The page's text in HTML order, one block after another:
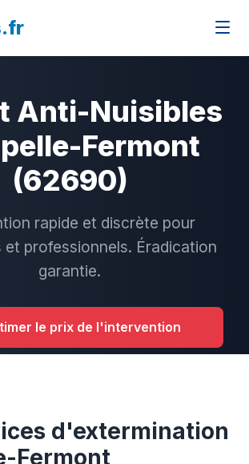
Anti-Nuisibles
Fermont
(62690)
rapide et discrète pour
et professionnels. Éradication
garantie.
le prix de l'intervention
d'extermination
Fermont